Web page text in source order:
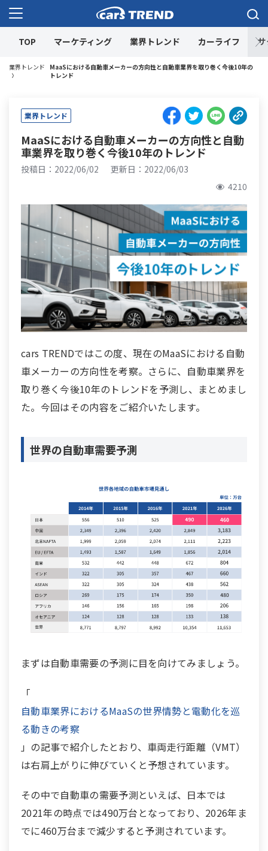
TOP マーケティング 業界トレンド カーライフ
業界トレンド
MaaSにおける自動車メーカーの方向性と自動車業界を取り巻く今後10年の
トレンド
業界トレンド
MaaSにおける自動車メーカーの方向性と自動
車業界を取り巻く今後10年のトレンド
投稿日：2022/06/02
更新日：2022/06/03
4210
cars TRENDではこの度、現在のMaaSにおける自動
車メーカーの方向性を考察。さらに、自動車業界を
取り巻く今後10年のトレンドを予測し、まとめまし
た。今回はその内容をご紹介いたします。
世界の自動車需要予測
まずは自動車需要の予測に目を向けてみましょう。
「
自動車業界におけるMaaSの世界情勢と電動化を巡
る動きの考察
」の記事で紹介したとおり、車両走行距離（VMT）
は右肩上がりに伸びていくと予想されています。
その中で自動車の需要予測といえば、日本では
2021年の時点では490万台となっており、2026年ま
でに460万台まで減少すると予測されています。